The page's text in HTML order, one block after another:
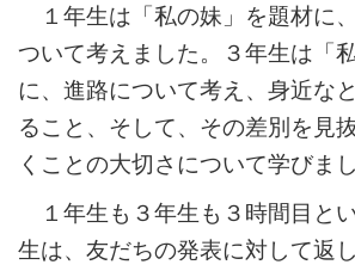
１年生は「私の妹」を題材に
ついて考えました。３年生は「
に、進路について考え、身近な
ること、そして、その差別を見
くことの大切さについて学びまし
１年生も３年生も３時間目と
生は、友だちの発表に対して返